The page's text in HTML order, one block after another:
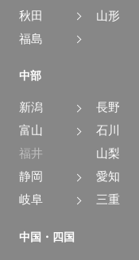
秋田
山形
福島
中部
新潟
長野
富山
石川
福井
山梨
静岡
愛知
岐阜
三重
中国・四国